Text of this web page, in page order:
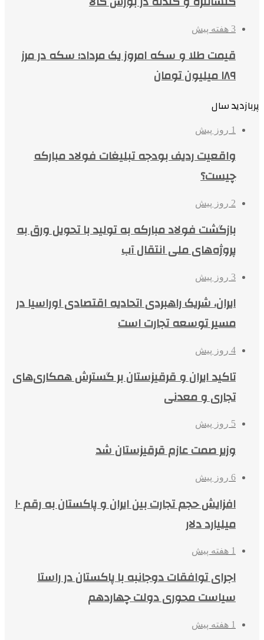
3 هفته پیش
قیمت طلا و سکه امروز یک مرداد؛ سکه در مرز
۱۸۹ میلیون تومان
پربازدید سال
1 روز پیش
واقعیت ردیف بودجه تبلیغات فولاد مبارکه
چیست؟
2 روز پیش
بازگشت فولاد مبارکه به تولید با تحویل ورق به
پروژه‌های ملی انتقال آب
3 روز پیش
ایران، شریک راهبردی اتحادیه اقتصادی اوراسیا در
مسیر توسعه تجارت است
4 روز پیش
تاکید ایران و قرقیزستان بر گسترش همکاری‌های
تجاری و معدنی
5 روز پیش
وزیر صمت عازم قرقیزستان شد
6 روز پیش
افزایش حجم تجارت بین ایران و پاکستان به رقم ۱۰
میلیارد دلار
1 هفته پیش
اجرای توافقات دوجانبه با پاکستان در راستا
سیاست محوری دولت چهاردهم
1 هفته پیش